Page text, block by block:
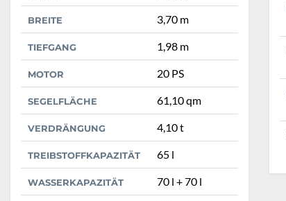
BREITE 3,70 m
TIEFGANG 1,98 m
MOTOR 20 PS
SEGELFLÄCHE 61,10 qm
VERDRÄNGUNG 4,10 t
TREIBSTOFFKAPAZITÄT 65 l
WASSERKAPAZITÄT 70 l + 70 l